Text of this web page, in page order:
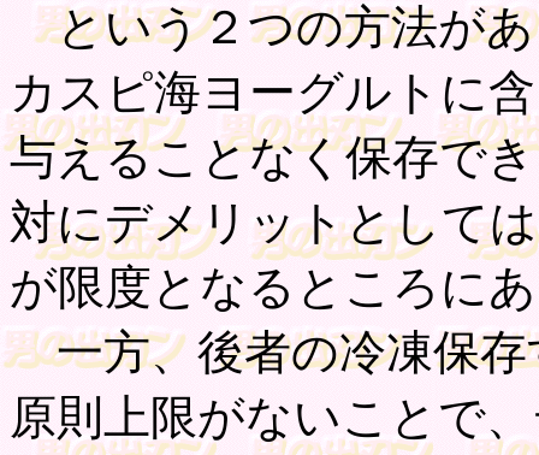
という２つの方法が
カスピ海ヨーグルトに
与えることなく保存で
対にデメリットとして
が限度となるところに
一方、後者の冷凍保存
原則上限がないことで